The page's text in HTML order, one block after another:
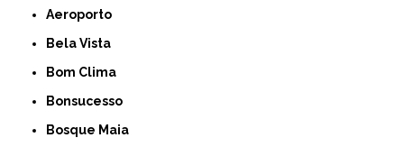
Aeroporto
Bela Vista
Bom Clima
Bonsucesso
Bosque Maia